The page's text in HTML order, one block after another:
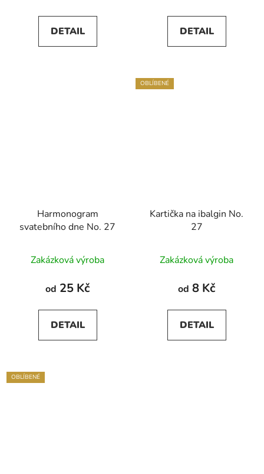
DETAIL DETAIL
Harmonogram
svatebního dne No. 27
Zakázková výroba
od 25 Kč
DETAIL
OBLÍBENÉ
Kartička na ibalgin No.
27
Zakázková výroba
od 8 Kč
DETAIL
OBLÍBENÉ